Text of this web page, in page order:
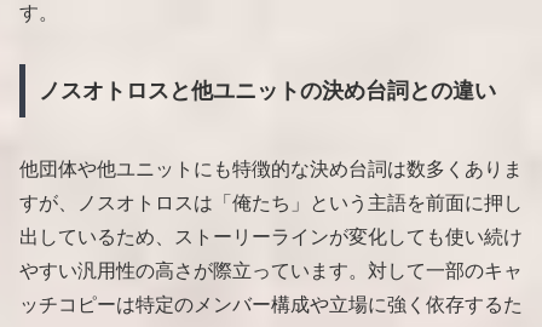
す。
ノスオトロスと他ユニットの決め台詞との違い
他団体や他ユニットにも特徴的な決め台詞は数多くありま
すが、ノスオトロスは「俺たち」という主語を前面に押し
出しているため、ストーリーラインが変化しても使い続け
やすい汎用性の高さが際立っています。対して一部のキャ
ッチコピーは特定のメンバー構成や立場に強く依存するた